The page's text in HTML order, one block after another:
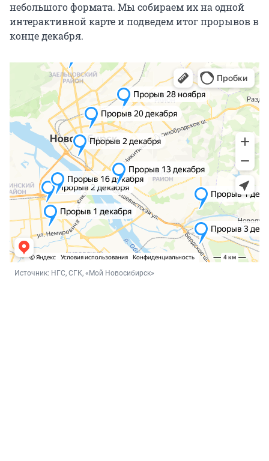
небольшого формата. Мы собираем их на одной
интерактивной карте и подведем итог прорывов в
конце декабря.
Источник: НГС, СГК, «Мой Новосибирск»